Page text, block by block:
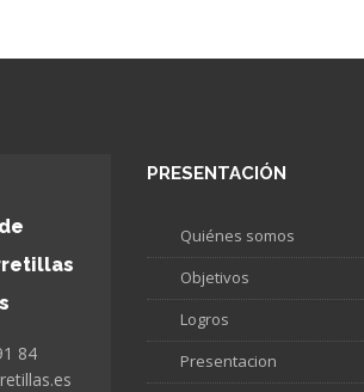
84
PRESENTACIÓN
Quiénes somos
Objetivos
Logros
Presentacion